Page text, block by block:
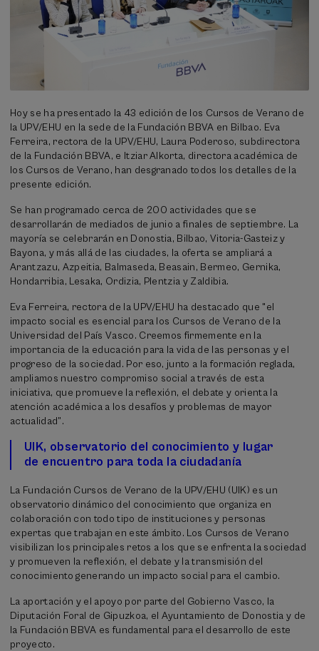
Hoy se ha presentado la 43 edición de los Cursos de Verano de
la UPV/EHU en la sede de la Fundación BBVA en Bilbao. Eva
Ferreira, rectora de la UPV/EHU, Laura Poderoso, subdirectora
de la Fundación BBVA, e Itziar Alkorta, directora académica de
los Cursos de Verano, han desgranado todos los detalles de la
presente edición.
Se han programado cerca de 200 actividades que se
desarrollarán de mediados de junio a finales de septiembre. La
mayoría se celebrarán en Donostia, Bilbao, Vitoria-Gasteiz y
Bayona, y más allá de las ciudades, la oferta se ampliará a
Arantzazu, Azpeitia, Balmaseda, Beasain, Bermeo, Gernika,
Hondarribia, Lesaka, Ordizia, Plentzia y Zaldibia.
Eva Ferreira, rectora de la UPV/EHU ha destacado que "el
impacto social es esencial para los Cursos de Verano de la
Universidad del País Vasco. Creemos firmemente en la
importancia de la educación para la vida de las personas y el
progreso de la sociedad. Por eso, junto a la formación reglada,
ampliamos nuestro compromiso social a través de esta
iniciativa, que promueve la reflexión, el debate y orienta la
atención académica a los desafíos y problemas de mayor
actualidad”.
UIK, observatorio del conocimiento y lugar
de encuentro para toda la ciudadanía
La Fundación Cursos de Verano de la UPV/EHU (UIK) es un
observatorio dinámico del conocimiento que organiza en
colaboración con todo tipo de instituciones y personas
expertas que trabajan en este ámbito. Los Cursos de Verano
visibilizan los principales retos a los que se enfrenta la sociedad
y promueven la reflexión, el debate y la transmisión del
conocimiento generando un impacto social para el cambio.
La aportación y el apoyo por parte del Gobierno Vasco, la
Diputación Foral de Gipuzkoa, el Ayuntamiento de Donostia y de
la Fundación BBVA es fundamental para el desarrollo de este
proyecto.